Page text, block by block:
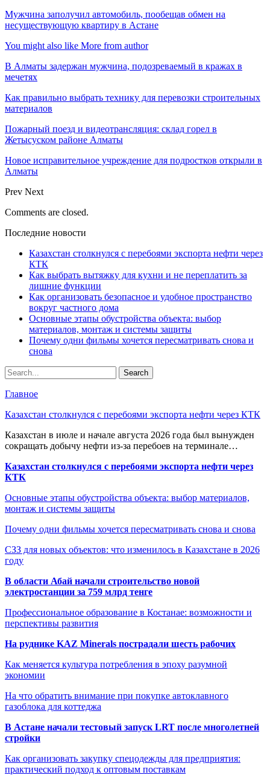
Мужчина заполучил автомобиль, пообещав обмен на
несуществующую квартиру в Астане
You might also like More from author
В Алматы задержан мужчина, подозреваемый в кражах в
мечетях
Как правильно выбрать технику для перевозки строительных
материалов
Пожарный поезд и видеотрансляция: склад горел в
Жетысуском районе Алматы
Новое исправительное учреждение для подростков открыли в
Алматы
Prev Next
Comments are closed.
Последние новости
Казахстан столкнулся с перебоями экспорта нефти через
КТК
Как выбрать вытяжку для кухни и не переплатить за
лишние функции
Как организовать безопасное и удобное пространство
вокруг частного дома
Основные этапы обустройства объекта: выбор
материалов, монтаж и системы защиты
Почему одни фильмы хочется пересматривать снова и
снова
Главное
Казахстан столкнулся с перебоями экспорта нефти через КТК
Казахстан в июле и начале августа 2026 года был вынужден
сокращать добычу нефти из-за перебоев на терминале…
Казахстан столкнулся с перебоями экспорта нефти через
КТК
Основные этапы обустройства объекта: выбор материалов,
монтаж и системы защиты
Почему одни фильмы хочется пересматривать снова и снова
СЗЗ для новых объектов: что изменилось в Казахстане в 2026
году
В области Абай начали строительство новой
электростанции за 759 млрд тенге
Профессиональное образование в Костанае: возможности и
перспективы развития
На руднике KAZ Minerals пострадали шесть рабочих
Как меняется культура потребления в эпоху разумной
экономии
На что обратить внимание при покупке автоклавного
газоблока для коттеджа
В Астане начали тестовый запуск LRT после многолетней
стройки
Как организовать закупку спецодежды для предприятия:
практический подход к оптовым поставкам